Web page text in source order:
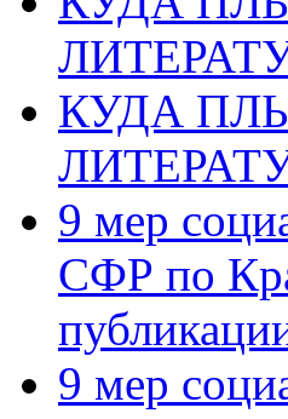
КУДА
9 мер
СФР по
9 мер